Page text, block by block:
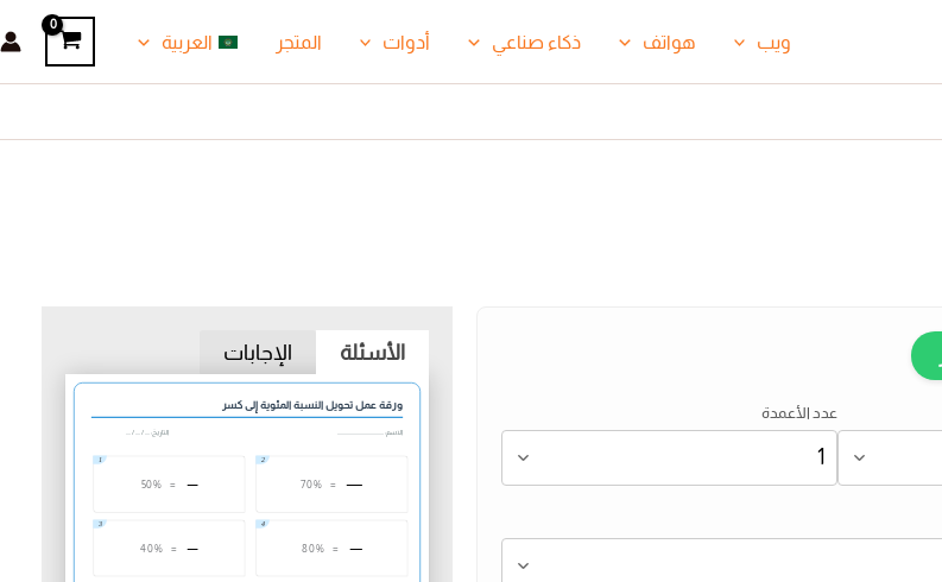
ويب هواتف ذكاء صناعي أدوات المتجر العربية
عدد الأعمدة
الأسئلة الإجابات
ورقة عمل تحويل النسبة المئوية إلى كسر
الاسم: ....................................... التاريخ: .... / .... / ....
1
50% =
2
70% =
3
40% =
4
80% =